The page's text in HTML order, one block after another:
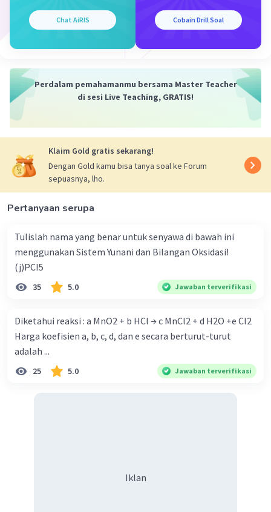
Ksp Ag₂S = 4s³
▪︎persamaan Ksp
Ksp Ag₂S = 4s³
Chat AiRIS Cobain Drill Soal
Perdalam pemahamanmu bersama Master Teacher
di sesi Live Teaching, GRATIS!
Klaim Gold gratis sekarang!
Dengan Gold kamu bisa tanya soal ke Forum
sepuasnya, lho.
Pertanyaan serupa
Tulislah nama yang benar untuk senyawa di bawah ini
menggunakan Sistem Yunani dan Bilangan Oksidasi!
(j)PCI5
35 5.0 Jawaban terverifikasi
Diketahui reaksi : a MnO2 + b HCl → c MnCl2 + d H2O +e Cl2
Harga koefisien a, b, c, d, dan e secara berturut-turut
adalah ...
25 5.0 Jawaban terverifikasi
Iklan